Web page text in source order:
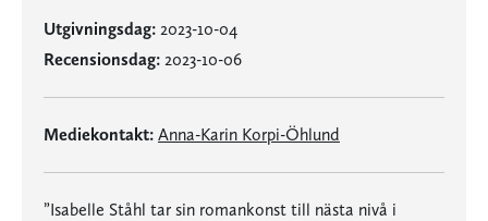
Utgivningsdag: 2023-10-04
Recensionsdag: 2023-10-06
Mediekontakt: Anna-Karin Korpi-Öhlund
”Isabelle Ståhl tar sin romankonst till nästa nivå i